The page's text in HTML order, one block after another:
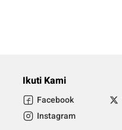
Ikuti Kami
Facebook
Instagram